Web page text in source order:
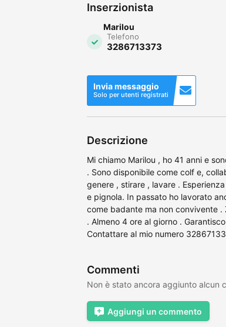
Inserzionista
Marilou
Telefono
3286713373
Invia messaggio
Solo per utenti registrati
Descrizione
Mi chiamo Marilou , ho 41 anni e
. Sono disponibile come colf e,
genere , stirare , lavare .
e pignola. In passato ho lavorato
come badante ma non convivente
. Almeno 4 ore al giorno .
Contattare al mio numero
Commenti
Non è stato ancora aggiunto alcun
Aggiungi un commento